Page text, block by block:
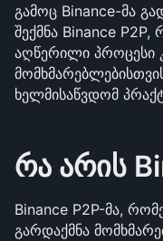
გამოც Binance-მა
შექმნა Binance
აღწერილი პროცესი
ხელმისაწვდომ
რა არის
Binance P2P-მა,
გარდაქმნა